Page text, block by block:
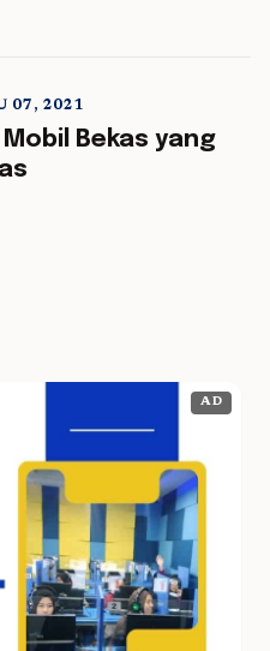
07, 2021
Bekas yang
AD